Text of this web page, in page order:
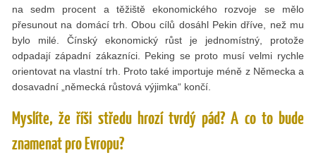
na sedm procent a těžiště ekonomického rozvoje se mělo
přesunout na domácí trh. Obou cílů dosáhl Pekin dříve, než mu
bylo milé. Čínský ekonomický růst je jednomístný, protože
odpadají západní zákazníci. Peking se proto musí velmi rychle
orientovat na vlastní trh. Proto také importuje méně z Německa a
dosavadní „německá růstová výjimka“ končí.
Myslíte, že říši středu hrozí tvrdý pád? A co to bude
znamenat pro Evropu?